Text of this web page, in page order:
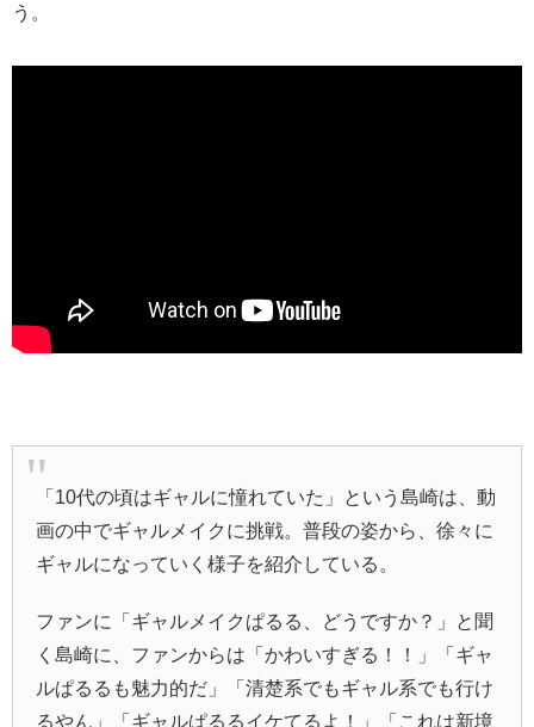
う。
「10代の頃はギャルに憧れていた」という島崎は、動
画の中でギャルメイクに挑戦。普段の姿から、徐々に
ギャルになっていく様子を紹介している。
ファンに「ギャルメイクぱるる、どうですか？」と聞
く島崎に、ファンからは「かわいすぎる！！」「ギャ
ルぱるるも魅力的だ」「清楚系でもギャル系でも行け
るやん」「ギャルぱるるイケてるよ！」「これは新境